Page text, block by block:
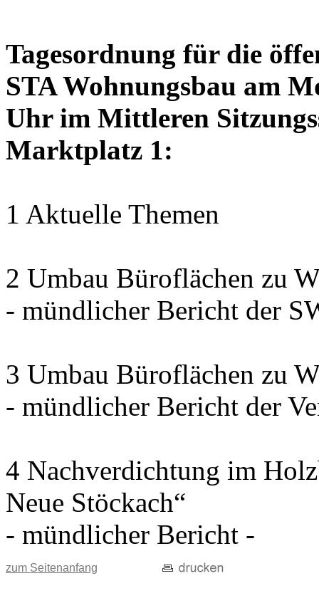
Tagesordnung für die
STA Wohnungsbau am
Uhr im Mittleren
Marktplatz 1:
1 Aktuelle Themen
2 Umbau Büroflächen zu
- mündlicher Bericht der
3 Umbau Büroflächen zu
- mündlicher Bericht der
4 Nachverdichtung im
Neue Stöckach“
- mündlicher Bericht -
zum Seitenanfang